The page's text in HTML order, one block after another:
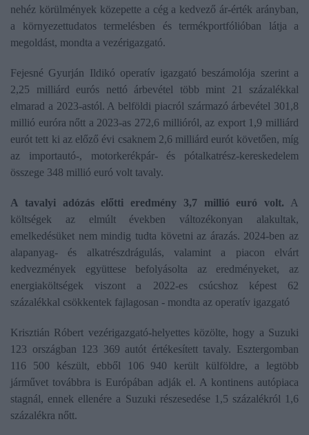
nehéz körülmények közepette a cég a kedvező ár-érték arányban,
a környezettudatos termelésben és termékportfólióban látja a
megoldást, mondta a vezérigazgató.
Fejesné Gyurján Ildikó operatív igazgató beszámolója szerint a
2,25 milliárd eurós nettó árbevétel több mint 21 százalékkal
elmarad a 2023-astól. A belföldi piacról származó árbevétel 301,8
millió euróra nőtt a 2023-as 272,6 millióról, az export 1,9 milliárd
eurót tett ki az előző évi csaknem 2,6 milliárd eurót követően, míg
az importautó-, motorkerékpár- és pótalkatrész-kereskedelem
összege 348 millió euró volt tavaly.
A tavalyi adózás előtti eredmény 3,7 millió euró volt. A
költségek az elmúlt években változékonyan alakultak,
emelkedésüket nem mindig tudta követni az árazás. 2024-ben az
alapanyag- és alkatrészdrágulás, valamint a piacon elvárt
kedvezmények együttese befolyásolta az eredményeket, az
energiaköltségek viszont a 2022-es csúcshoz képest 62
százalékkal csökkentek fajlagosan - mondta az operatív igazgató
Krisztián Róbert vezérigazgató-helyettes közölte, hogy a Suzuki
123 országban 123 369 autót értékesített tavaly. Esztergomban
116 500 készült, ebből 106 940 került külföldre, a legtöbb
járművet továbbra is Európában adják el. A kontinens autópiaca
stagnál, ennek ellenére a Suzuki részesedése 1,5 százalékról 1,6
százalékra nőtt.